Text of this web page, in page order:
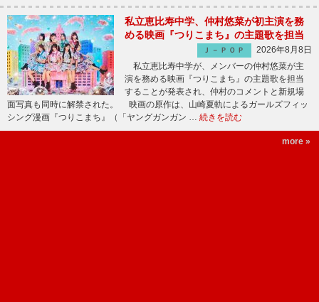
私立恵比寿中学、仲村悠菜が初主演を務
める映画『つりこまち』の主題歌を担当
Ｊ－ＰＯＰ
2026年8月8日
私立恵比寿中学が、メンバーの仲村悠菜が主
演を務める映画『つりこまち』の主題歌を担当
することが発表され、仲村のコメントと新規場
面写真も同時に解禁された。 映画の原作は、山崎夏軌によるガールズフィッ
シング漫画『つりこまち』（「ヤングガンガン … 続きを読む
more »